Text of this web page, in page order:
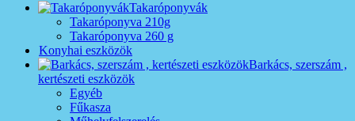
Takaróponyvák
Takaróponyva 210g
Takaróponyva 260 g
Konyhai eszközök
Barkács, szerszám ,
kertészeti eszközök
Egyéb
Fűkasza